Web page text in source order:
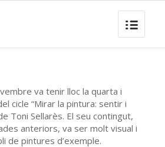
va tenir lloc la quarta i
cicle “Mirar la pintura: sentir i
Toni Sellarès. El seu contingut,
anteriors, va ser molt visual i
de pintures d’exemple.